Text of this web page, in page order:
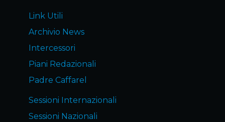
Link Utili
Archivio News
Intercessori
Piani Redazionali
Padre Caffarel
Sessioni Internazionali
Sessioni Nazionali